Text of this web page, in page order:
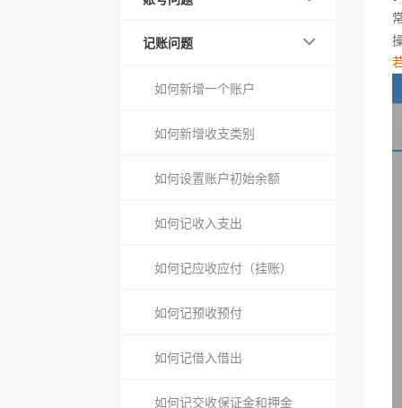
记账问题
如何新增一个账户
如何新增收支类别
如何设置账户初始余额
如何记收入支出
如何记应收应付（挂账）
如何记预收预付
如何记借入借出
如何记交收保证金和押金